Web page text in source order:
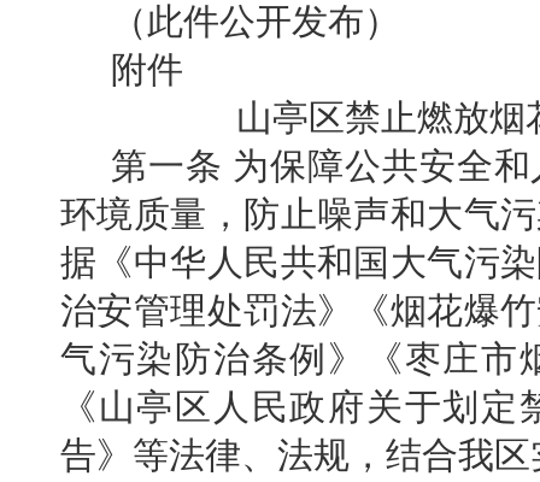
（此件公开发布）
附件
山亭区禁止燃放
第一条 为保障公共安全
环境质量，防止噪声和大气
据《中华人民共和国大气污
治安管理处罚法》《烟花爆
气污染防治条例》《枣庄市
《山亭区人民政府关于划
告》等法律、法规，结合我